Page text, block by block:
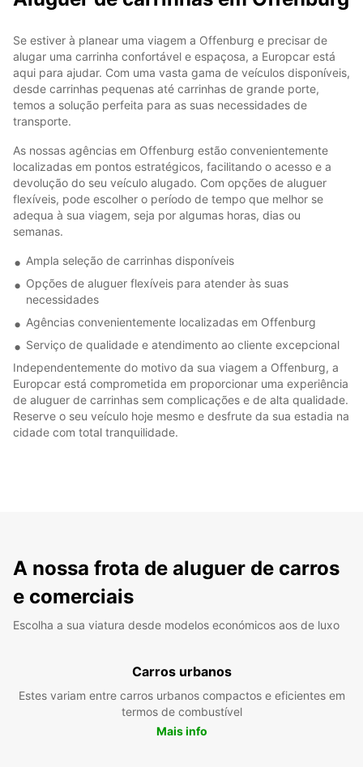
Se estiver à planear uma viagem a Offenburg e precisar de
alugar uma carrinha confortável e espaçosa, a Europcar está
aqui para ajudar. Com uma vasta gama de veículos disponíveis,
desde carrinhas pequenas até carrinhas de grande porte,
temos a solução perfeita para as suas necessidades de
transporte.
As nossas agências em Offenburg estão convenientemente
localizadas em pontos estratégicos, facilitando o acesso e a
devolução do seu veículo alugado. Com opções de aluguer
flexíveis, pode escolher o período de tempo que melhor se
adequa à sua viagem, seja por algumas horas, dias ou
semanas.
Ampla seleção de carrinhas disponíveis
Opções de aluguer flexíveis para atender às suas
necessidades
Agências convenientemente localizadas em Offenburg
Serviço de qualidade e atendimento ao cliente excepcional
Independentemente do motivo da sua viagem a Offenburg, a
Europcar está comprometida em proporcionar uma experiência
de aluguer de carrinhas sem complicações e de alta qualidade.
Reserve o seu veículo hoje mesmo e desfrute da sua estadia na
cidade com total tranquilidade.
A nossa frota de aluguer de carros
e comerciais
Escolha a sua viatura desde modelos económicos aos de luxo
Carros urbanos
Estes variam entre carros urbanos compactos e eficientes em
termos de combustível
Mais info